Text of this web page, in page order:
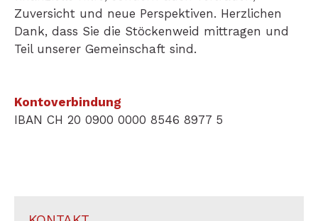
Zuversicht und neue Perspektiven. Herzlichen
Dank, dass Sie die Stöckenweid mittragen und
Teil unserer Gemeinschaft sind.
Kontoverbindung
IBAN CH 20 0900 0000 8546 8977 5